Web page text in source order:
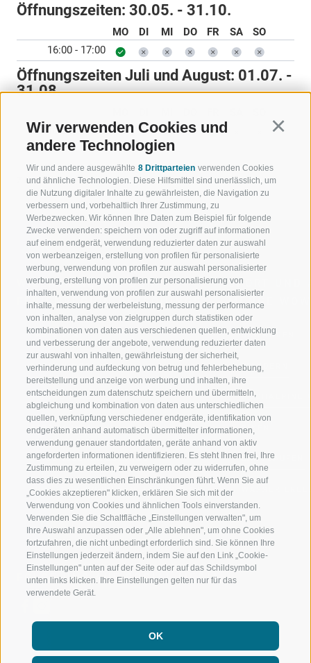
Wir verwenden Cookies und
andere Technologien
Wir und andere ausgewählte 8 Drittparteien verwenden Cookies
und ähnliche Technologien. Diese Hilfsmittel sind unerlässlich, um
die Nutzung digitaler Inhalte zu gewährleisten, die Navigation zu
verbessern und, vorbehaltlich Ihrer Zustimmung, zu
Werbezwecken. Wir können Ihre Daten zum Beispiel für folgende
Zwecke verwenden: speichern von oder zugriff auf informationen
auf einem endgerät, verwendung reduzierter daten zur auswahl
von werbeanzeigen, erstellung von profilen für personalisierte
werbung, verwendung von profilen zur auswahl personalisierter
werbung, erstellung von profilen zur personalisierung von
inhalten, verwendung von profilen zur auswahl personalisierter
inhalte, messung der werbeleistung, messung der performance
von inhalten, analyse von zielgruppen durch statistiken oder
kombinationen von daten aus verschiedenen quellen, entwicklung
und verbesserung der angebote, verwendung reduzierter daten
zur auswahl von inhalten, gewährleistung der sicherheit,
verhinderung und aufdeckung von betrug und fehlerbehebung,
bereitstellung und anzeige von werbung und inhalten, ihre
entscheidungen zum datenschutz speichern und übermitteln,
abgleichung und kombination von daten aus unterschiedlichen
quellen, verknüpfung verschiedener endgeräte, identifikation von
endgeräten anhand automatisch übermittelter informationen,
verwendung genauer standortdaten, geräte anhand von aktiv
angeforderten informationen identifizieren. Es steht Ihnen frei, Ihre
Zustimmung zu erteilen, zu verweigern oder zu widerrufen, ohne
dass dies zu wesentlichen Einschränkungen führt. Wenn Sie auf
„Cookies akzeptieren" klicken, erklären Sie sich mit der
Verwendung von Cookies und ähnlichen Tools einverstanden.
Verwenden Sie die Schaltfläche „Einstellungen verwalten", um
Ihre Auswahl anzupassen oder „Alle ablehnen", um ohne Cookies
fortzufahren, die nicht unbedingt erforderlich sind. Sie können Ihre
Einstellungen jederzeit ändern, indem Sie auf den Link „Cookie-
Einstellungen" unten auf der Seite oder auf das Schildsymbol
unten links klicken. Ihre Einstellungen gelten nur für das
verwendete Gerät.
OK
Öffnungszeiten: 30.05. - 31.10.
MO DI MI DO FR SA
SO
16:00 - 17:00
Öffnungszeiten Juli und August: 01.07. -
31.08.
10:30 - 11:30
ZURÜCK
WILLKOMMEN IN DER
FERIENREGION RATSCHINGS
JAUFENTAL
RATSCHINGS
RIDNAUNTAL
BERGBAHNEN
SKISCHULE RATSCHINGS
LUISL'S SKISCHULE IN RATSCHINGS
SPORT UND
MENGE
SKIFAHREN
WANDERN
HOCHALPINE
BIKEN
LANGLAUFEN
FOLGE UNS AUF SOCIAL MEDIA